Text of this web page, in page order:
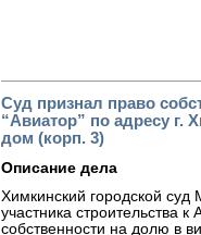
Суд признал право
“Авиатор” по адресу г.
дом (корп. 3)
Описание дела
Химкинский городской суд
участника строительства
собственности на долю в